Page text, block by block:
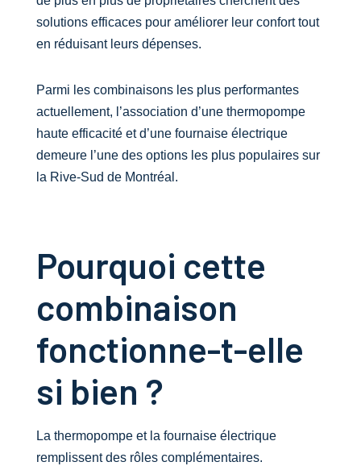
solutions efficaces pour améliorer leur confort tout
en réduisant leurs dépenses.
Parmi les combinaisons les plus performantes
actuellement, l’association d’une thermopompe
haute efficacité et d’une fournaise électrique
demeure l’une des options les plus populaires sur
la Rive-Sud de Montréal.
Pourquoi cette
combinaison
fonctionne-t-elle
si bien ?
La thermopompe et la fournaise électrique
remplissent des rôles complémentaires.